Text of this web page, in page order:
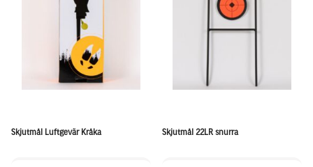
Skjutmål Luftgevär Kråka Skjutmål 22LR snurra